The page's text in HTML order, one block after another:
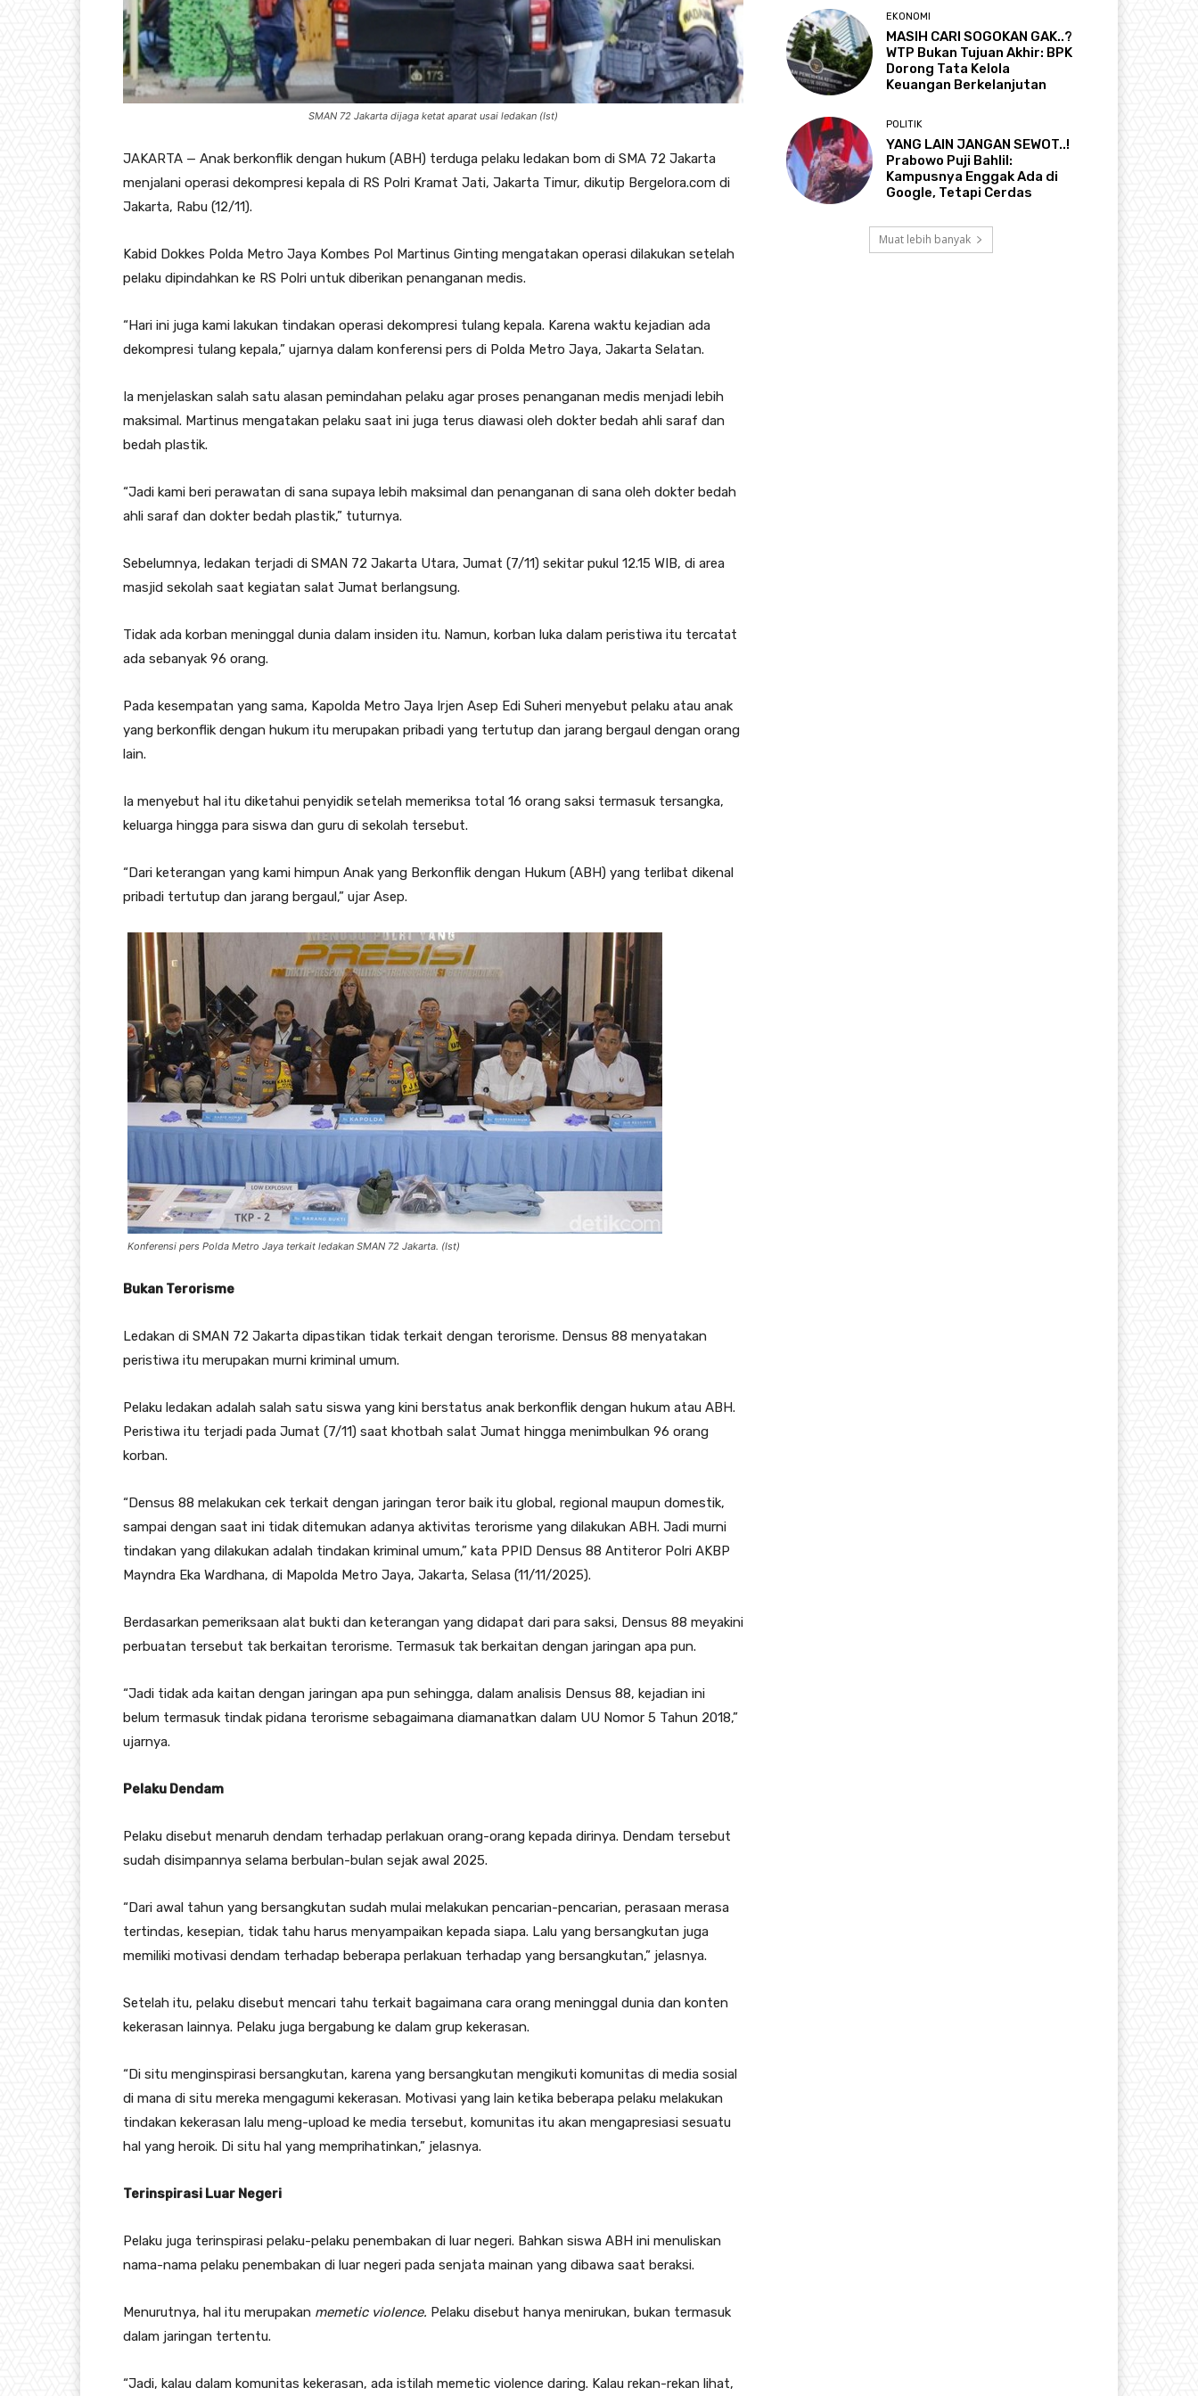
SMAN 72 Jakarta dijaga ketat aparat usai ledakan (Ist)
JAKARTA — Anak berkonflik dengan hukum (ABH) terduga pelaku ledakan bom di SMA 72 Jakarta
menjalani operasi dekompresi kepala di RS Polri Kramat Jati, Jakarta Timur, dikutip Bergelora.com di
Jakarta, Rabu (12/11).
Kabid Dokkes Polda Metro Jaya Kombes Pol Martinus Ginting mengatakan operasi dilakukan setelah
pelaku dipindahkan ke RS Polri untuk diberikan penanganan medis.
“Hari ini juga kami lakukan tindakan operasi dekompresi tulang kepala. Karena waktu kejadian ada
dekompresi tulang kepala,” ujarnya dalam konferensi pers di Polda Metro Jaya, Jakarta Selatan.
Ia menjelaskan salah satu alasan pemindahan pelaku agar proses penanganan medis menjadi lebih
maksimal. Martinus mengatakan pelaku saat ini juga terus diawasi oleh dokter bedah ahli saraf dan
bedah plastik.
“Jadi kami beri perawatan di sana supaya lebih maksimal dan penanganan di sana oleh dokter bedah
ahli saraf dan dokter bedah plastik,” tuturnya.
Sebelumnya, ledakan terjadi di SMAN 72 Jakarta Utara, Jumat (7/11) sekitar pukul 12.15 WIB, di area
masjid sekolah saat kegiatan salat Jumat berlangsung.
Tidak ada korban meninggal dunia dalam insiden itu. Namun, korban luka dalam peristiwa itu tercatat
ada sebanyak 96 orang.
Pada kesempatan yang sama, Kapolda Metro Jaya Irjen Asep Edi Suheri menyebut pelaku atau anak
yang berkonflik dengan hukum itu merupakan pribadi yang tertutup dan jarang bergaul dengan orang
lain.
Ia menyebut hal itu diketahui penyidik setelah memeriksa total 16 orang saksi termasuk tersangka,
keluarga hingga para siswa dan guru di sekolah tersebut.
“Dari keterangan yang kami himpun Anak yang Berkonflik dengan Hukum (ABH) yang terlibat dikenal
pribadi tertutup dan jarang bergaul,” ujar Asep.
Konferensi pers Polda Metro Jaya terkait ledakan SMAN 72 Jakarta. (Ist)
Bukan Terorisme
Ledakan di SMAN 72 Jakarta dipastikan tidak terkait dengan terorisme. Densus 88 menyatakan
peristiwa itu merupakan murni kriminal umum.
Pelaku ledakan adalah salah satu siswa yang kini berstatus anak berkonflik dengan hukum atau ABH.
Peristiwa itu terjadi pada Jumat (7/11) saat khotbah salat Jumat hingga menimbulkan 96 orang
korban.
“Densus 88 melakukan cek terkait dengan jaringan teror baik itu global, regional maupun domestik,
sampai dengan saat ini tidak ditemukan adanya aktivitas terorisme yang dilakukan ABH. Jadi murni
tindakan yang dilakukan adalah tindakan kriminal umum,” kata PPID Densus 88 Antiteror Polri ⁠AKBP
Mayndra Eka Wardhana, di Mapolda Metro Jaya, Jakarta, Selasa (11/11/2025).
Berdasarkan pemeriksaan alat bukti dan keterangan yang didapat dari para saksi, Densus 88 meyakini
perbuatan tersebut tak berkaitan terorisme. Termasuk tak berkaitan dengan jaringan apa pun.
“Jadi tidak ada kaitan dengan jaringan apa pun sehingga, dalam analisis Densus 88, kejadian ini
belum termasuk tindak pidana terorisme sebagaimana diamanatkan dalam UU Nomor 5 Tahun 2018,”
ujarnya.
Pelaku Dendam
Pelaku disebut menaruh dendam terhadap perlakuan orang-orang kepada dirinya. Dendam tersebut
sudah disimpannya selama berbulan-bulan sejak awal 2025.
“Dari awal tahun yang bersangkutan sudah mulai melakukan pencarian-pencarian, perasaan merasa
tertindas, kesepian, tidak tahu harus menyampaikan kepada siapa. Lalu yang bersangkutan juga
memiliki motivasi dendam terhadap beberapa perlakuan terhadap yang bersangkutan,” jelasnya.
Setelah itu, pelaku disebut mencari tahu terkait bagaimana cara orang meninggal dunia dan konten
kekerasan lainnya. Pelaku juga bergabung ke dalam grup kekerasan.
“Di situ menginspirasi bersangkutan, karena yang bersangkutan mengikuti komunitas di media sosial
di mana di situ mereka mengagumi kekerasan. Motivasi yang lain ketika beberapa pelaku melakukan
tindakan kekerasan lalu meng-upload ke media tersebut, komunitas itu akan mengapresiasi sesuatu
hal yang heroik. Di situ hal yang memprihatinkan,” jelasnya.
Terinspirasi Luar Negeri
Pelaku juga terinspirasi pelaku-pelaku penembakan di luar negeri. Bahkan siswa ABH ini menuliskan
nama-nama pelaku penembakan di luar negeri pada senjata mainan yang dibawa saat beraksi.
Menurutnya, hal itu merupakan memetic violence. Pelaku disebut hanya menirukan, bukan termasuk
dalam jaringan tertentu.
“Jadi, kalau dalam komunitas kekerasan, ada istilah memetic violence daring. Kalau rekan-rekan lihat,
EKONOMI
MASIH CARI SOGOKAN GAK..?
WTP Bukan Tujuan Akhir: BPK
Dorong Tata Kelola
Keuangan Berkelanjutan
POLITIK
YANG LAIN JANGAN SEWOT..!
Prabowo Puji Bahlil:
Kampusnya Enggak Ada di
Google, Tetapi Cerdas
Muat lebih banyak